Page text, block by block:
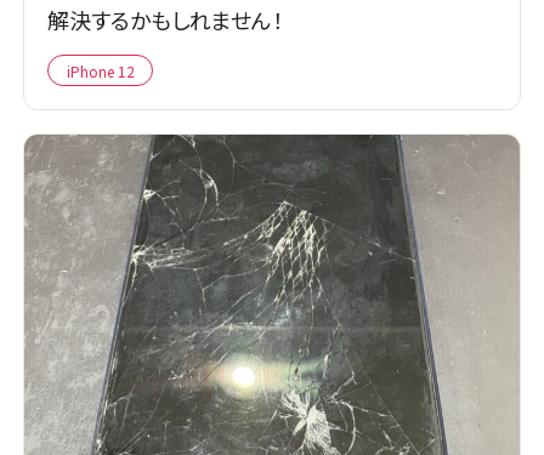
解決するかもしれません！
iPhone 12